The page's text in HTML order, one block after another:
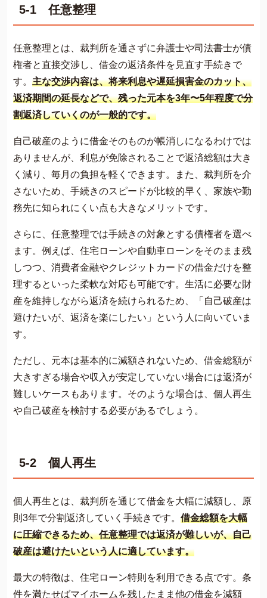
5-1 任意整理
任意整理とは、裁判所を通さずに弁護士や司法書士が債
権者と直接交渉し、借金の返済条件を見直す手続きで
す。 主な交渉内容は、将来利息や遅延損害金のカット、
返済期間の延長などで、残った元本を3年〜5年程度で分
割返済していくのが一般的です。
自己破産のように借金そのものが帳消しになるわけでは
ありませんが、利息が免除されることで返済総額は大き
く減り、毎月の負担を軽くできます。また、裁判所を介
さないため、手続きのスピードが比較的早く、家族や勤
務先に知られにくい点も大きなメリットです。
さらに、任意整理では手続きの対象とする債権者を選べ
ます。例えば、住宅ローンや自動車ローンをそのまま残
しつつ、消費者金融やクレジットカードの借金だけを整
理するといった柔軟な対応も可能です。生活に必要な財
産を維持しながら返済を続けられるため、「自己破産は
避けたいが、返済を楽にしたい」という人に向いていま
す。
ただし、元本は基本的に減額されないため、借金総額が
大きすぎる場合や収入が安定していない場合には返済が
難しいケースもあります。そのような場合は、個人再生
や自己破産を検討する必要があるでしょう。
5-2 個人再生
個人再生とは、裁判所を通じて借金を大幅に減額し、原
則3年で分割返済していく手続きです。 借金総額を大幅
に圧縮できるため、任意整理では返済が難しいが、自己
破産は避けたいという人に適しています。
最大の特徴は、住宅ローン特則を利用できる点です。条
件を満たせばマイホームを残したまま他の借金を減額